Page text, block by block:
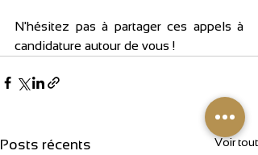
N'hésitez pas à partager ces appels à
candidature autour de vous !
Posts récents Voir tout